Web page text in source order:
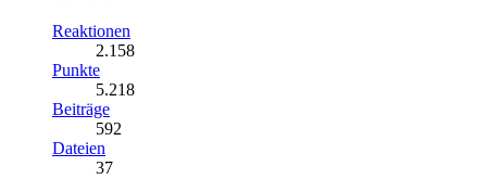
Reaktionen
2.158
Punkte
5.218
Beiträge
592
Dateien
37